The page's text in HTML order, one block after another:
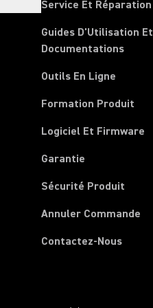
Service Et Réparation
Guides D'Utilisation Et
Documentations
Outils En Ligne
Formation Produit
Logiciel Et Firmware
Garantie
Sécurité Produit
Annuler Commande
Contactez-Nous